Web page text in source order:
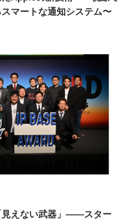
マートな通知システム〜
見えない武器」――スター